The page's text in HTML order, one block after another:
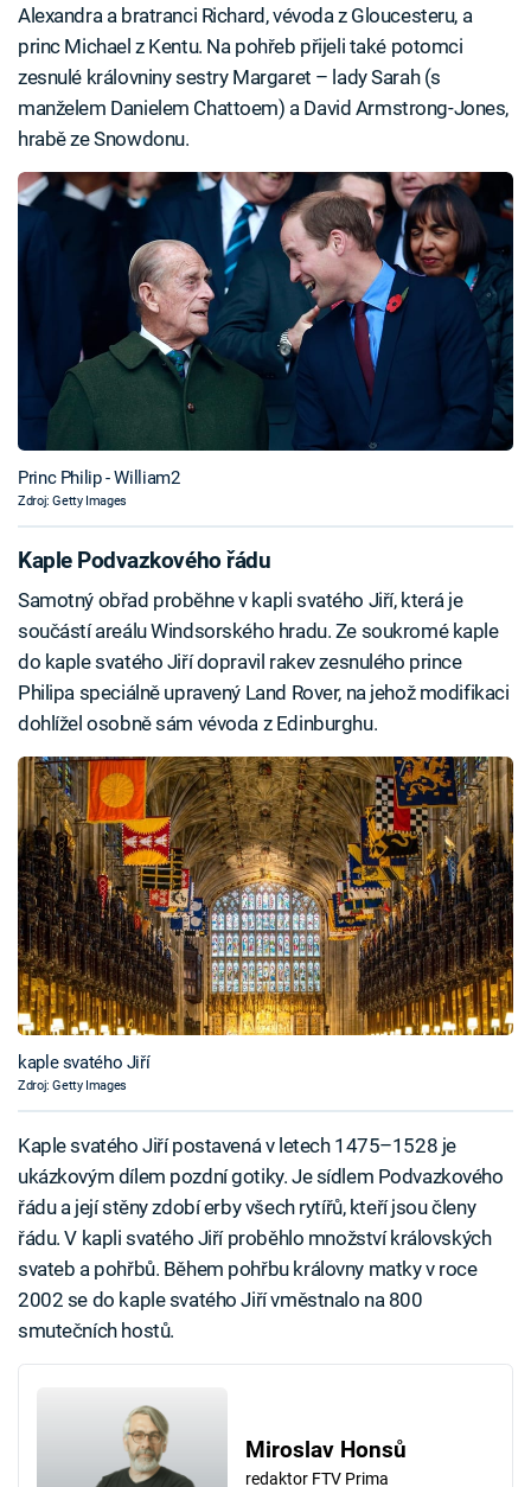
Alexandra a bratranci Richard, vévoda z Gloucesteru, a
princ Michael z Kentu. Na pohřeb přijeli také potomci
zesnulé královniny sestry Margaret – lady Sarah (s
manželem Danielem Chattoem) a David Armstrong-Jones,
hrabě ze Snowdonu.
Princ Philip - William2
Zdroj: Getty Images
Kaple Podvazkového řádu
Samotný obřad proběhne v kapli svatého Jiří, která je
součástí areálu Windsorského hradu. Ze soukromé kaple
do kaple svatého Jiří dopravil rakev zesnulého prince
Philipa speciálně upravený Land Rover, na jehož modifikaci
dohlížel osobně sám vévoda z Edinburghu.
kaple svatého Jiří
Zdroj: Getty Images
Kaple svatého Jiří postavená v letech 1475–1528 je
ukázkovým dílem pozdní gotiky. Je sídlem Podvazkového
řádu a její stěny zdobí erby všech rytířů, kteří jsou členy
řádu. V kapli svatého Jiří proběhlo množství královských
svateb a pohřbů. Během pohřbu královny matky v roce
2002 se do kaple svatého Jiří vměstnalo na 800
smutečních hostů.
Miroslav Honsů
redaktor FTV Prima